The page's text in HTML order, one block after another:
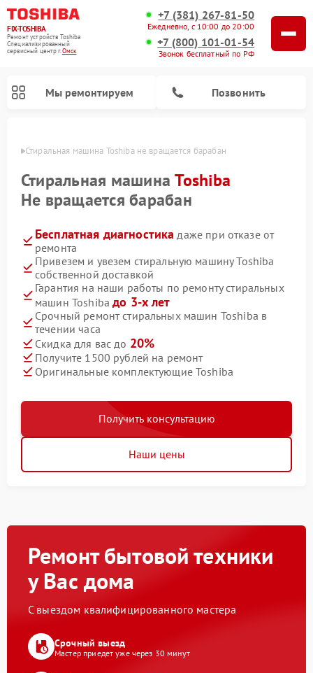
FIX-TOSHIBA
Ремонт устройств Toshiba
Специализированный
cервисный центр г.Омск
+7 (381) 267-81-50
Ежедневно, с 10:00 до 20:00
+7 (800) 101-01-54
Звонок бесплатный по РФ
Мы ремонтируем Позвонить
Стиральная машина Toshiba не вращается барабан
Стиральная машинаToshiba
Не вращается барабан
Бесплатная диагностика даже при отказе от
ремонта
Привезем и увезем стиральную машину Toshiba
собственной доставкой
Гарантия на наши работы по ремонту стиральных
машин Toshibaдо 3-х лет
Срочный ремонт стиральных машин Toshiba в
течении часа
Скидка для вас до 20%
Получите 1500 рублей на ремонт
Оригинальные комплектующие Toshiba
Получить консультацию
Наши цены
Ремонт бытовой техники
у Вас дома
С выездом квалифицированного мастера
Срочный выезд
Мастер приедет уже через 30 минут